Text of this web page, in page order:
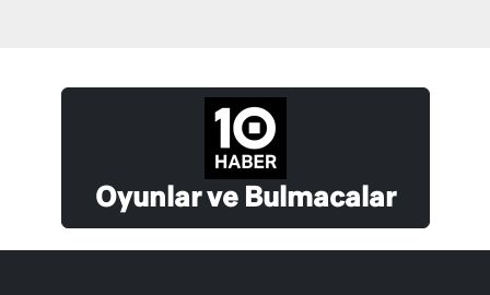
Oyunlar ve Bulmacalar